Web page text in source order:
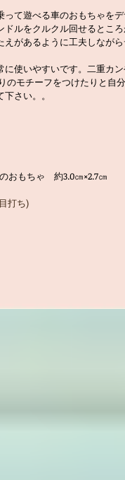
って遊べる車のおもちゃを
ルをクルクル回せるとこ
があるように工夫しなが
に使いやすいです。二重カ
のモチーフをつけたりと自
さい。。
おもちゃ 約3.0㎝×2.7㎝
打ち)